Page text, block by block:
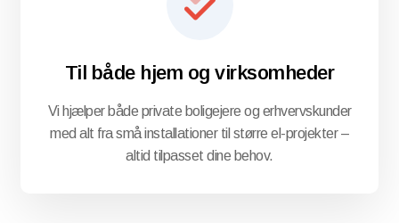
Til både hjem og virksomheder
Vi hjælper både private boligejere og erhvervskunder
med alt fra små installationer til større el-projekter –
altid tilpasset dine behov.